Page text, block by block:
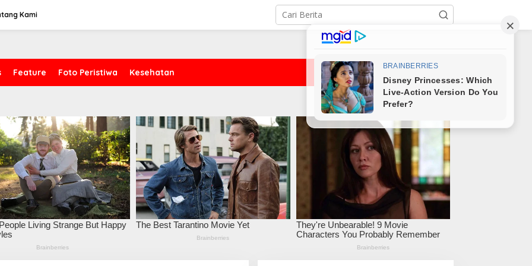
Kami
Feature Foto Peristiwa Kesehatan